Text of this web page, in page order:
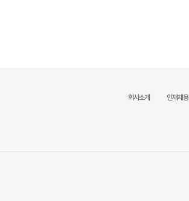
회사소개 인재채용